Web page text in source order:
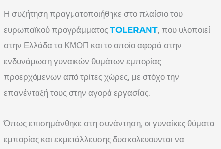
Η συζήτηση πραγματοποιήθηκε στο πλαίσιο του
ευρωπαϊκού προγράμματος TOLERANT, που υλοποιεί
στην Ελλάδα το ΚΜΟΠ και το οποίο αφορά στην
ενδυνάμωση γυναικών θυμάτων εμπορίας
προερχόμενων από τρίτες χώρες, με στόχο την
επανένταξή τους στην αγορά εργασίας.
Όπως επισημάνθηκε στη συνάντηση, οι γυναίκες θύματα
εμπορίας και εκμετάλλευσης δυσκολεύουνται να